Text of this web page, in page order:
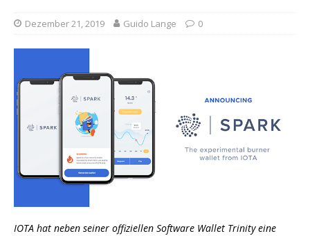
Dezember 21, 2019 Guido Lange 0
IOTA hat neben seiner offiziellen Software Wallet Trinity eine